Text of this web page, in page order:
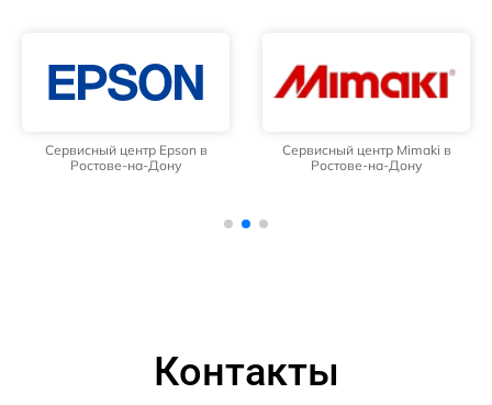
Сервисный центр Epson в
Ростове-на-Дону
Сервисный центр Mimaki в
Ростове-на-Дону
Контакты